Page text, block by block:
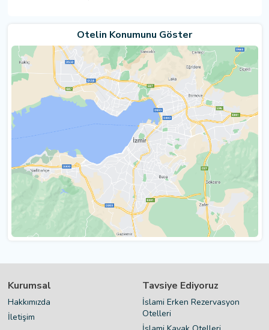
Otelin Konumunu Göster
Kurumsal
Hakkımızda
İletişim
Tavsiye Ediyoruz
İslami Erken Rezervasyon
Otelleri